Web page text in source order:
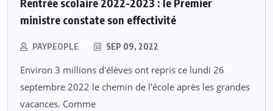
Rentrée scolaire 2022-2023 : le Premier
ministre constate son effectivité
PAYPEOPLE SEP 09, 2022
Environ 3 millions d'élèves ont repris ce lundi 26
septembre 2022 le chemin de l'école après les grandes
vacances. Comme